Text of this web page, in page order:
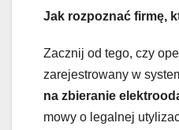
Jak rozpoznać firmę,
Zacznij od tego, czy
zarejestrowany w
na zbieranie
mowy o legalnej